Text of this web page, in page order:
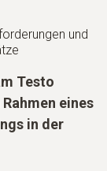
und
Testo
eines
in der